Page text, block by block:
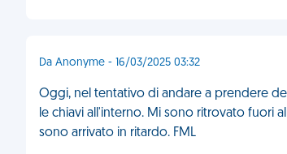
Da Anonyme - 16/03/2025 03:32
Oggi, nel tentativo di andare a prendere
le chiavi all'interno. Mi sono ritrovato fuori
sono arrivato in ritardo. FML